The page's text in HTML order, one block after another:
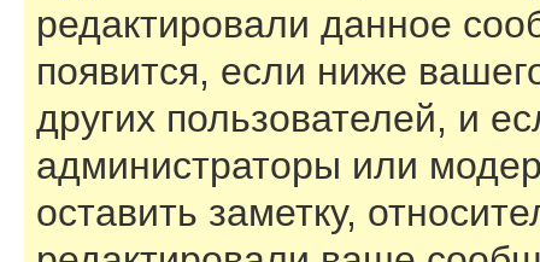
редактировали данное
появится, если ниже
других пользователей, и
администраторы или
оставить заметку,